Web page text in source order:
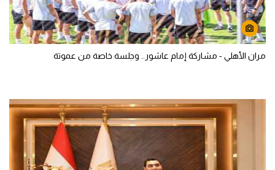
مران الأهلي - مشاركة إمام عاشور.. وجلسة خاصة من عموتة